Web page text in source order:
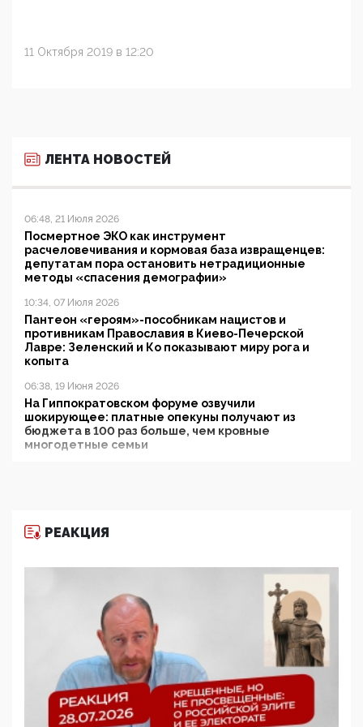
11 Октября 2019 в 12:20
ЛЕНТА НОВОСТЕЙ
06:48, 21 Июля 2026
Посмертное ЭКО как инструмент
расчеловечивания и кормовая база извращенцев:
депутатам пора остановить нетрадиционные
методы «спасения демографии»
10:34, 07 Июля 2026
Пантеон «героям»-пособникам нацистов и
противникам Православия в Киево-Печерской
Лавре: Зеленский и Ко показывают миру рога и
копыта
06:38, 19 Июня 2026
На Гиппократовском форуме озвучили
шокирующее: платные опекуны получают из
бюджета в 100 раз больше, чем кровные
многодетные семьи
11:53, 09 Июня 2026
деятельность ИИТО ЮНЕСКО в России, но
цифроглобалисты продолжают определять
повестку в образовании
09:43, 01 Июня 2026
5G за счет здоровья граждан: Минцифры намерено
отобрать у регионов и муниципалитетов право
защищать жилые дома и социальные объекты от
05:58, 26 Мая 2026
Роскомнадзор освободили от борца с
РЕАКЦИЯ